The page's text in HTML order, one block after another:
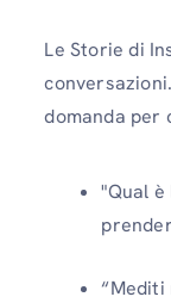
Le Storie di
domanda per
"Qual
“Mediti